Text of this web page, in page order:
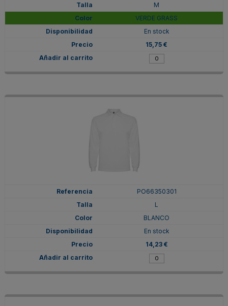
M
VERDE GRASS
En stock
15,75 €
PO66350301
L
BLANCO
En stock
14,23 €